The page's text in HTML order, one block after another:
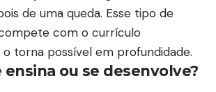
de uma queda. Esse tipo de
com o currículo
o torna possível em profundidade.
ensina ou se desenvolve?